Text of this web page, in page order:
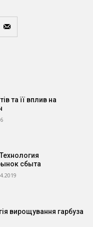
та її вплив на
сбыта
вирощування гарбуза